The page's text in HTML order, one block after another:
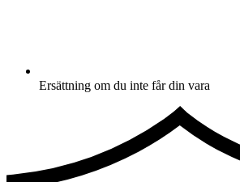
Ersättning om du inte får din vara